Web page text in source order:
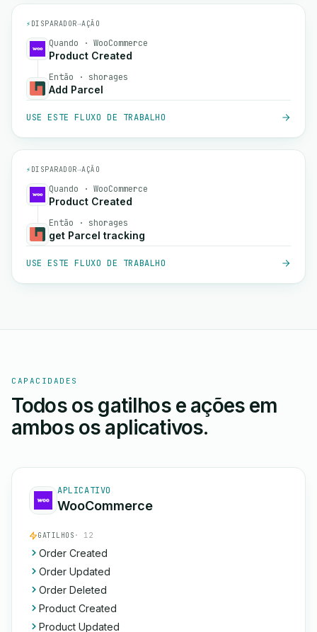
⚡ DISPARADOR→AÇÃO
Quando · WooCommerce
Product Created
Então · shorages
Add Parcel
USE ESTE FLUXO DE TRABALHO
⚡ DISPARADOR→AÇÃO
Quando · WooCommerce
Product Created
Então · shorages
get Parcel tracking
USE ESTE FLUXO DE TRABALHO
CAPACIDADES
Todos os gatilhos e ações em
ambos os aplicativos.
APLICATIVO
WooCommerce
GATILHOS · 12
Order Created
Order Updated
Order Deleted
Product Created
Product Updated